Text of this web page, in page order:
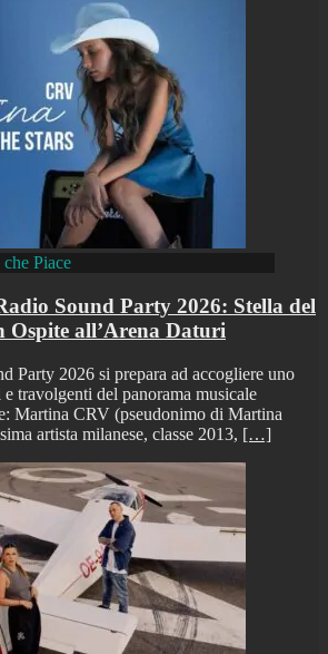
Piace
Sound Party 2026: Stella del
all’Arena Daturi
Party 2026 si prepara ad accogliere uno
travolgenti del panorama musicale
Martina CRV (pseudonimo di Martina
artista milanese, classe 2013, […]